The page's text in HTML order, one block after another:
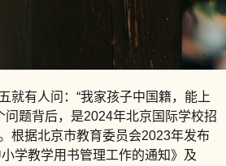
就有人问：“我家孩子中国籍，能上
问题背后，是2024年北京国际学校招
根据北京市教育委员会2023年发布
学教学用书管理工作的通知》及